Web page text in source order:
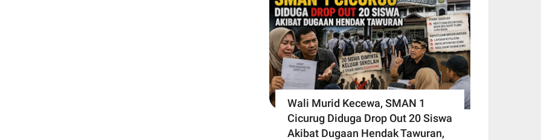
Wali Murid Kecewa, SMAN 1
Cicurug Diduga Drop Out 20 Siswa
Akibat Dugaan Hendak Tawuran,